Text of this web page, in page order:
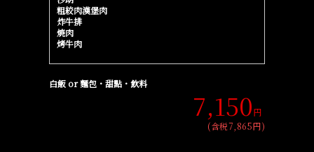
粗絞肉漢堡肉
炸牛排
焼肉
烤牛肉
白飯 or 麵包・甜點・飲料
7,150円
(含税7,865円)